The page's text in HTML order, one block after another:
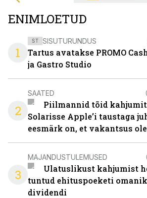
ENIMLOETUD
1
ST SISUTURUNDUS
Tartus avatakse PROMO
ja Gastro Studio
2
SAATED
Piilmannid tõid
Solarisse Apple’i taustaga
eesmärk on, et vakantsus
3
MAJANDUSTULEMUSED
Ulatuslikust kahjumist
tuntud ehituspoeketi
dividendi